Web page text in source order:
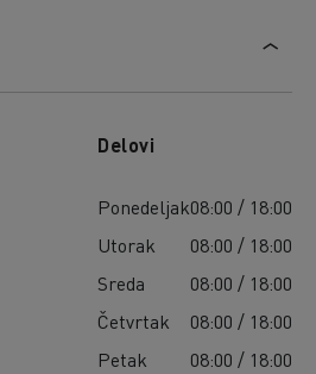
Delovi
Ponedeljak08:00 / 18:00
Utorak
08:00 / 18:00
Sreda
08:00 / 18:00
Četvrtak
08:00 / 18:00
Petak
08:00 / 18:00